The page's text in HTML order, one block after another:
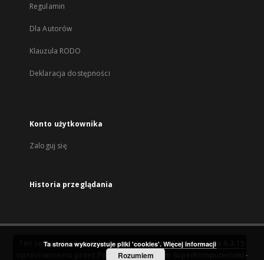
Regulamin
Dla Autorów
Klauzula RODO
Deklaracja dostępności
Konto użytkownika
Zaloguj się
Historia przeglądania
Ten serwis działa dzięki oprogramowaniuDInGO dLibra 6.3.15
Poznańskie Centrum Superkomputerowo-
Ta strona wykorzystuje pliki 'cookies'. Więcej informacji
Rozumiem